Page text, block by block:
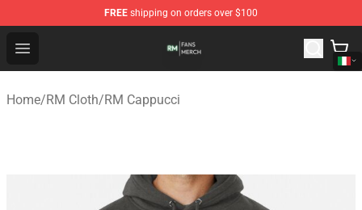
FREE shipping on orders over $100
Open menu
RM Shop - Official RM Merchandise Store
Home/RM Cloth/RM Cappucci